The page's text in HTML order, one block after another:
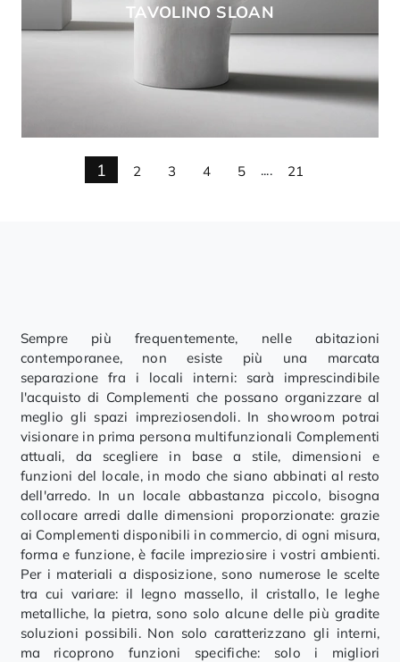
TAVOLINO SLOAN
1 2 3 4 5 .... 21
Sempre più frequentemente, nelle abitazioni
contemporanee, non esiste più una marcata
separazione fra i locali interni: sarà imprescindibile
l'acquisto di Complementi che possano organizzare al
meglio gli spazi impreziosendoli. In showroom potrai
visionare in prima persona multifunzionali Complementi
attuali, da scegliere in base a stile, dimensioni e
funzioni del locale, in modo che siano abbinati al resto
dell'arredo. In un locale abbastanza piccolo, bisogna
collocare arredi dalle dimensioni proporzionate: grazie
ai Complementi disponibili in commercio, di ogni misura,
forma e funzione, è facile impreziosire i vostri ambienti.
Per i materiali a disposizione, sono numerose le scelte
tra cui variare: il legno massello, il cristallo, le leghe
metalliche, la pietra, sono solo alcune delle più gradite
soluzioni possibili. Non solo caratterizzano gli interni,
ma ricoprono funzioni specifiche: solo i migliori